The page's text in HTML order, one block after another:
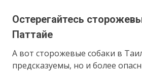
Остерегайтесь
Паттайе
А вот сторожевые собаки в
предсказуемы, но и более